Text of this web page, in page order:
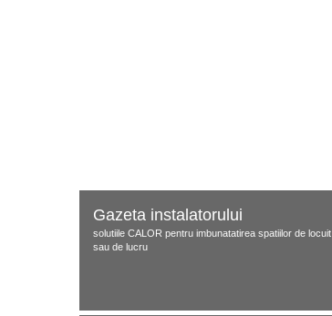
Gazeta instalatorului
solutiile CALOR pentru imbunatatirea spatiilor de locuit
sau de lucru